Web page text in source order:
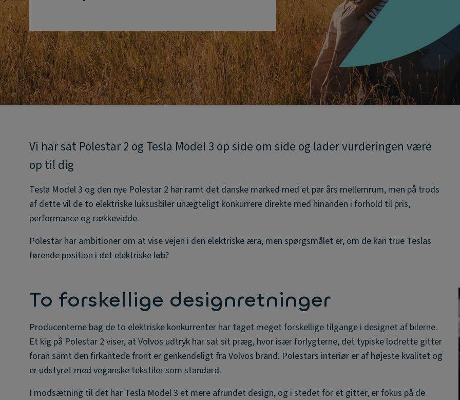
Vi har sat Polestar 2 og Tesla Model 3 op side om side og lader vurderingen være
op til dig
Tesla Model 3 og den nye Polestar 2 har ramt det danske marked med et par års mellemrum, men på trods
af dette vil de to elektriske luksusbiler unægteligt konkurrere direkte med hinanden i forhold til pris,
performance og rækkevidde.
Polestar har ambitioner om at vise vejen i den elektriske æra, men spørgsmålet er, om de kan true Teslas
førende position i det elektriske løb?
To forskellige designretninger
Producenterne bag de to elektriske konkurrenter har taget meget forskellige tilgange i designet af bilerne.
Et kig på Polestar 2 viser, at Volvos udtryk har sat sit præg, hvor især forlygterne, det typiske lodrette gitter
foran samt den firkantede front er genkendeligt fra Volvos brand. Polestars interiør er af højeste kvalitet og
er udstyret med veganske tekstiler som standard.
I modsætning til det har Tesla Model 3 et mere afrundet design, og i stedet for et gitter, er fokus på de